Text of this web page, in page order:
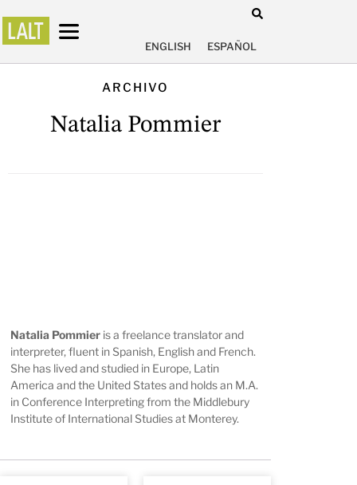
ENGLISH ESPAÑOL
ARCHIVO
Natalia Pommier
Natalia Pommier is a freelance translator and
interpreter, fluent in Spanish, English and French.
She has lived and studied in Europe, Latin
America and the United States and holds an M.A.
in Conference Interpreting from the Middlebury
Institute of International Studies at Monterey.